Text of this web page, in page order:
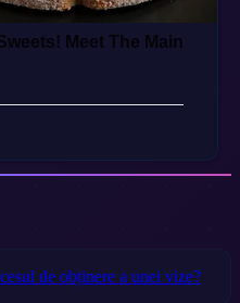
de obținere a unei vize?